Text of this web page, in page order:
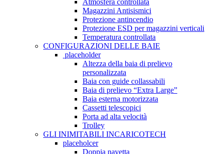
Atmosfera controllata
Magazzini Antisismici
Protezione antincendio
Protezione ESD per magazzini verticali
Temperatura controllata
CONFIGURAZIONI DELLE BAIE
placeholder
Altezza della baia di prelievo
personalizzata
Baia con guide collassabili
Baia di prelievo “Extra Large”
Baia esterna motorizzata
Cassetti telescopici
Porta ad alta velocità
Trolley
GLI INIMITABILI INCARICOTECH
placeholcer
Doppia navetta